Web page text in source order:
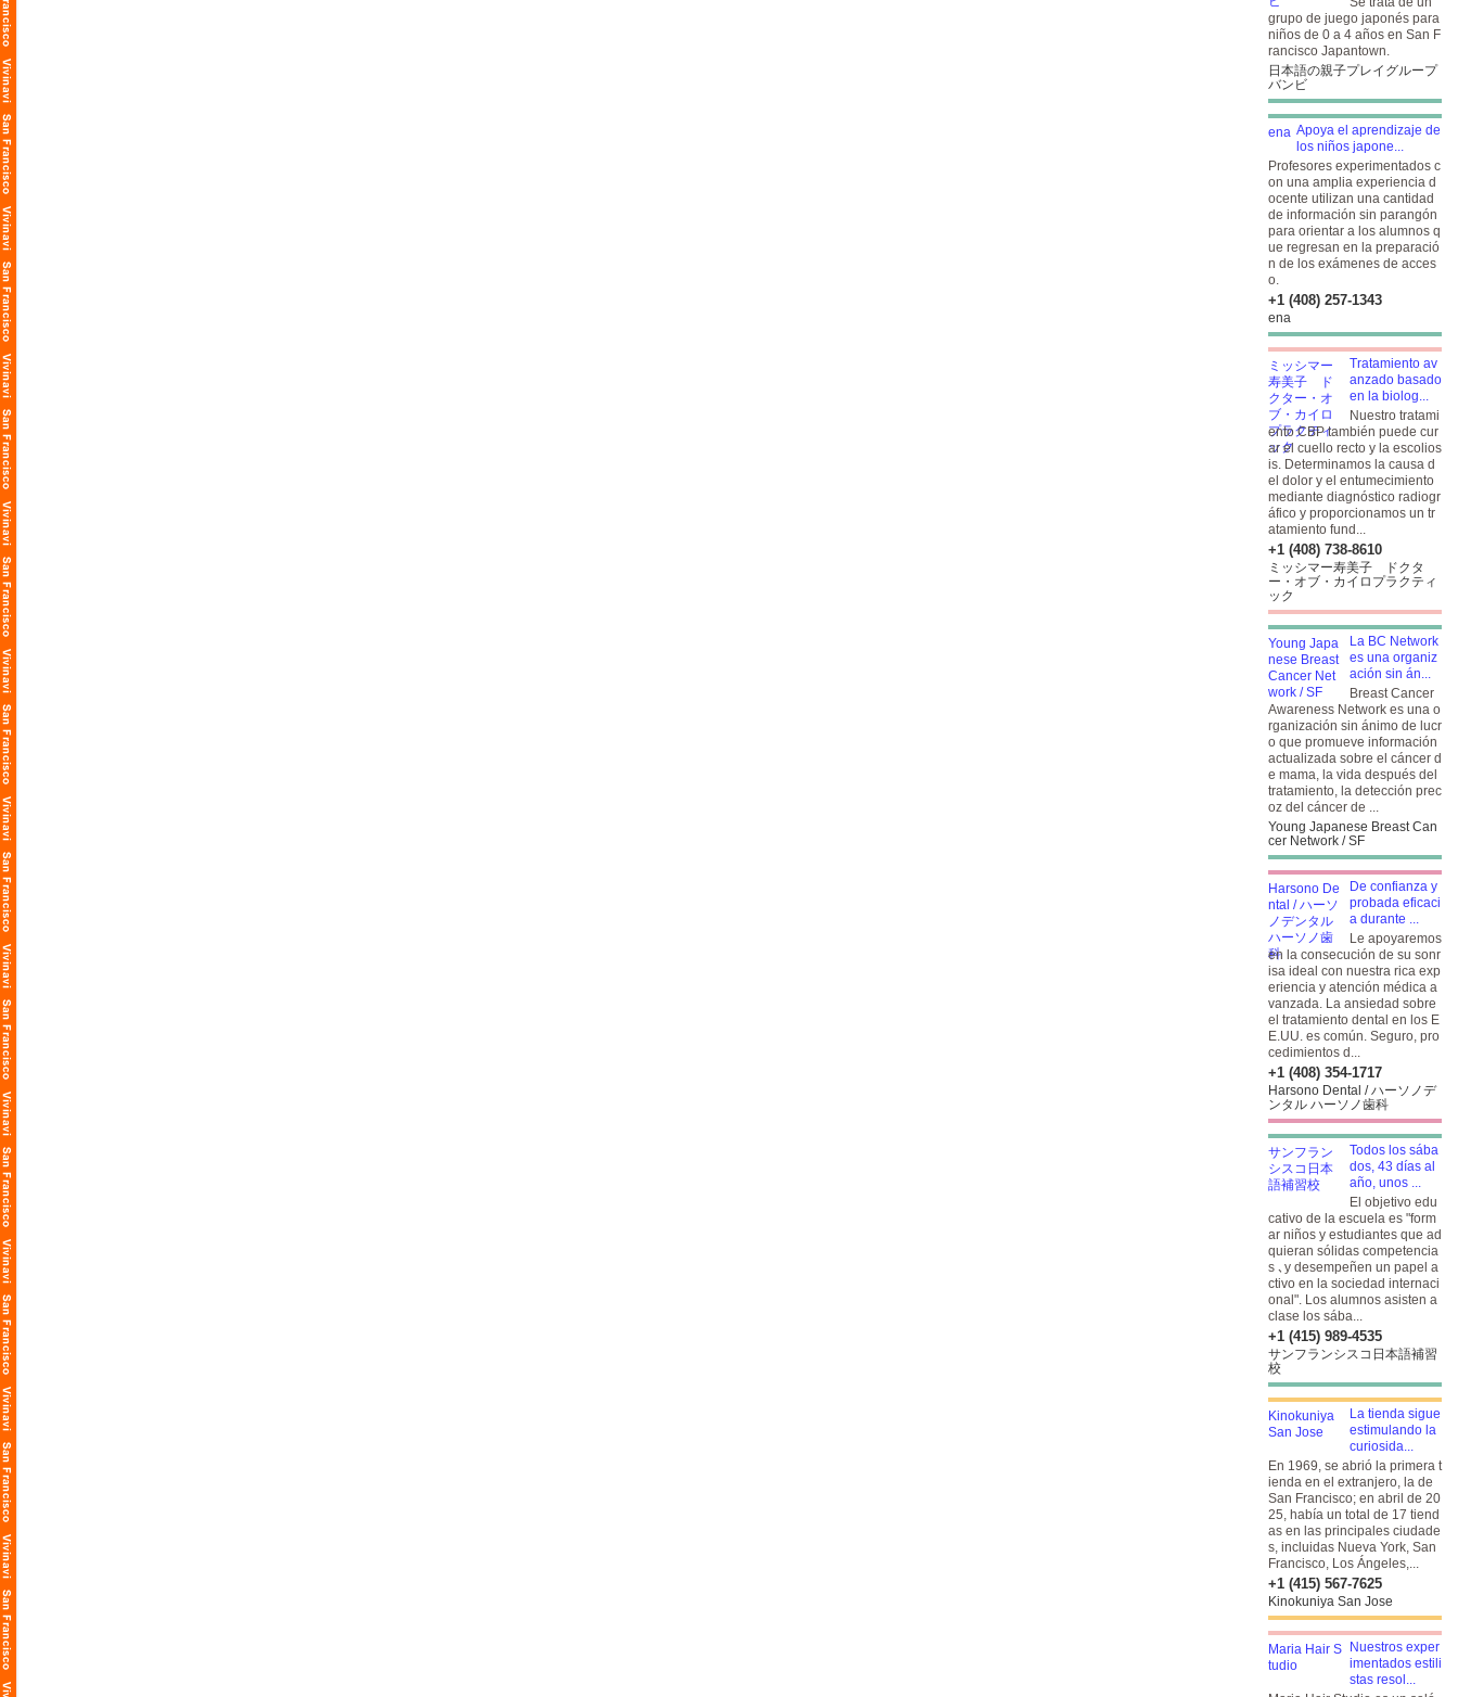
grupo de juego japonés para
niños de 0 a 4 años en San F
rancisco Japantown.
日本語の親子プレイグループ
バンビ
Apoya el aprendizaje de
los niños japone...
Profesores experimentados c
on una amplia experiencia d
ocente utilizan una cantidad
de información sin parangón
para orientar a los alumnos q
ue regresan en la preparació
n de los exámenes de acces
o.
+1 (408) 257-1343
ena
Tratamiento av
anzado basado
en la biolog...
Nuestro tratami
ento CBP también puede cur
ar el cuello recto y la escolios
is. Determinamos la causa d
el dolor y el entumecimiento
mediante diagnóstico radiogr
áfico y proporcionamos un tr
atamiento fund...
+1 (408) 738-8610
ミッシマー寿美子 ドクタ
ー・オブ・カイロプラクティ
ック
La BC Network
es una organiz
ación sin án...
Breast Cancer
Awareness Network es una o
rganización sin ánimo de lucr
o que promueve información
actualizada sobre el cáncer d
e mama, la vida después del
tratamiento, la detección prec
oz del cáncer de ...
Young Japanese Breast Can
cer Network / SF
De confianza y
probada eficaci
a durante ...
Le apoyaremos
en la consecución de su sonr
isa ideal con nuestra rica exp
eriencia y atención médica a
vanzada. La ansiedad sobre
el tratamiento dental en los E
E.UU. es común. Seguro, pro
cedimientos d...
+1 (408) 354-1717
Harsono Dental / ハーソノデ
ンタル ハーソノ歯科
Todos los sába
dos, 43 días al
año, unos ...
El objetivo edu
cativo de la escuela es "form
ar niños y estudiantes que ad
quieran sólidas competencia
s ､y desempeñen un papel a
ctivo en la sociedad internaci
onal". Los alumnos asisten a
clase los sába...
+1 (415) 989-4535
サンフランシスコ日本語補習
校
La tienda sigue
estimulando la
curiosida...
En 1969, se abrió la primera t
ienda en el extranjero, la de
San Francisco; en abril de 20
25, había un total de 17 tiend
as en las principales ciudade
s, incluidas Nueva York, San
Francisco, Los Ángeles,...
+1 (415) 567-7625
Kinokuniya San Jose
Nuestros exper
imentados estili
stas resol...